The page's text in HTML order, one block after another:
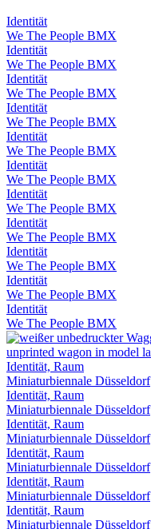
Identität
We The People BMX
Identität
We The People BMX
Identität
We The People BMX
Identität
We The People BMX
Identität
We The People BMX
Identität
We The People BMX
Identität
We The People BMX
Identität
We The People BMX
Identität
We The People BMX
Identität
We The People BMX
Identität
We The People BMX
Identität, Raum
Miniaturbiennale Düsseldorf
Identität, Raum
Miniaturbiennale Düsseldorf
Identität, Raum
Miniaturbiennale Düsseldorf
Identität, Raum
Miniaturbiennale Düsseldorf
Identität, Raum
Miniaturbiennale Düsseldorf
Identität, Raum
Miniaturbiennale Düsseldorf